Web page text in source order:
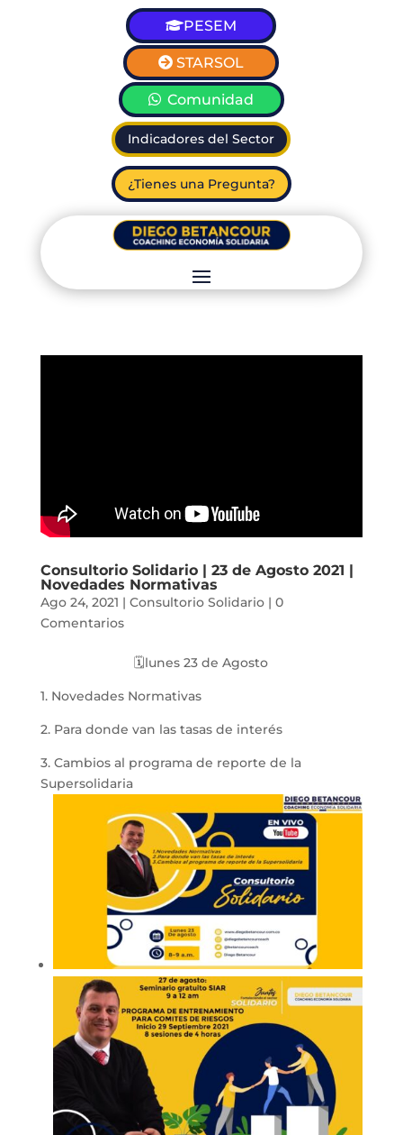
PESEM
STARSOL
Comunidad
Indicadores del Sector
¿Tienes una Pregunta?
Consultorio Solidario | 23 de Agosto 2021 |
Novedades Normativas
Ago 24, 2021 | Consultorio Solidario| 0
Comentarios
🗓️lunes 23 de Agosto
1. Novedades Normativas
2. Para donde van las tasas de interés
3. Cambios al programa de reporte de la
Supersolidaria